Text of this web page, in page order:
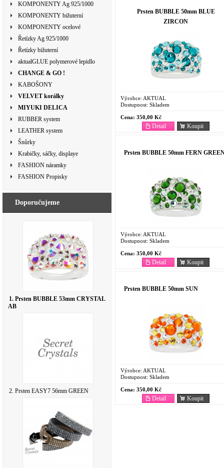
KOMPONENTY Ag 925/1000
KOMPONENTY bižuterní
KOMPONENTY ocelové
Řetízky Ag 925/1000
Řetízky bižuterní
aktualGLUE polymerové lepidlo
CHANGE & GO !
KABOŠONY
VELVET korálky
MIYUKI DELICA
RUBBER system
LEATHER system
Šnůrky
Krabičky, sáčky, displaye
FASHION náramky
FASHION Propisky
Doporučujeme
1. Prsten BUBBLE 53mm CRYSTAL
AB
2. Prsten EASY7 56mm GREEN
Prsten BUBBLE 50mm BLUE
ZIRCON
Výrobce: AKTUAL
Dostupnost: Skladem
Cena: 350,00 Kč
Koupit
Detail
Prsten BUBBLE 50mm FERN
Výrobce: AKTUAL
Dostupnost: Skladem
Cena: 350,00 Kč
Koupit
Detail
Prsten BUBBLE 50mm SUN
Výrobce: AKTUAL
Dostupnost: Skladem
Cena: 350,00 Kč
Koupit
Detail